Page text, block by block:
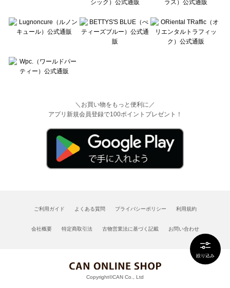
絞り込み
＼お買い物をもっと便利に／
アプリ新規会員登録で100ポイントプレゼント！
ご利用ガイド よくある質問 プライバシーポリシー 利用規約
会社概要 特定商取引法 古物営業法に基づく記載 お問い合わせ
Copyright©CAN Co., Ltd